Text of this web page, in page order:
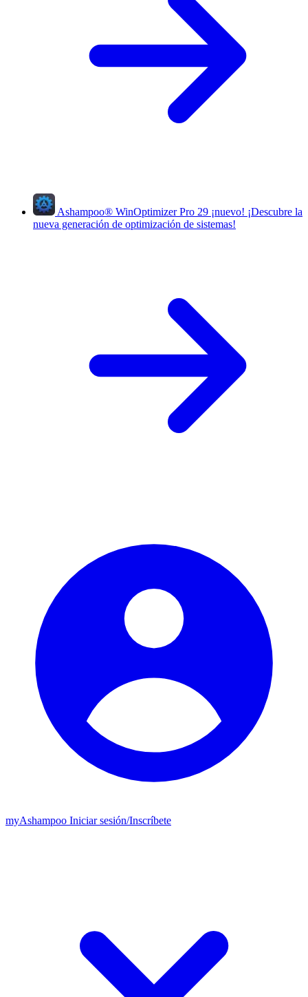
Ashampoo® WinOptimizer Pro 29 ¡nuevo! ¡Descubre la
nueva generación de optimización de sistemas!
myAshampoo Iniciar sesión/Inscríbete